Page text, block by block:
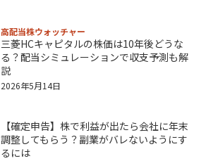
高配当株ウォッチャー
三菱HCキャピタルの株価は10年後どうな
る？配当シミュレーションで収支予測も解
説
2026年5月14日
【確定申告】株で利益が出たら会社に年末
調整してもらう？副業がバレないようにす
るには